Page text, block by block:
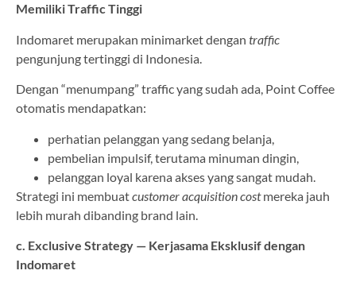
Memiliki Traffic Tinggi
Indomaret merupakan minimarket dengan traffic
pengunjung tertinggi di Indonesia.
Dengan “menumpang” traffic yang sudah ada, Point Coffee
otomatis mendapatkan:
perhatian pelanggan yang sedang belanja,
pembelian impulsif, terutama minuman dingin,
pelanggan loyal karena akses yang sangat mudah.
Strategi ini membuatcustomer acquisition costmereka jauh
lebih murah dibanding brand lain.
c. Exclusive Strategy — Kerjasama Eksklusif dengan
Indomaret